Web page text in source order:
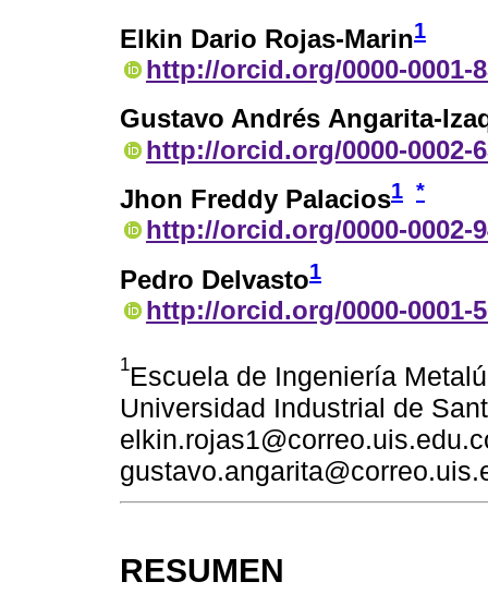
Elkin Dario Rojas-Marin1
http://orcid.org/0000-0001-
Gustavo Andrés Angarita-
http://orcid.org/0000-0002-
Jhon Freddy Palacios1 *
http://orcid.org/0000-0002-
Pedro Delvasto1
http://orcid.org/0000-0001-
1Escuela de Ingeniería
Universidad Industrial de
RESUMEN